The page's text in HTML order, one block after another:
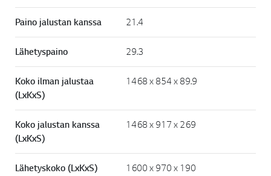
Paino jalustan kanssa 21.4
Lähetyspaino 29.3
Koko ilman jalustaa
(LxKxS)
1468 x 854 x 89.9
Koko jalustan kanssa
(LxKxS)
1468 x 917 x 269
Lähetyskoko (LxKxS) 1600 x 970 x 190